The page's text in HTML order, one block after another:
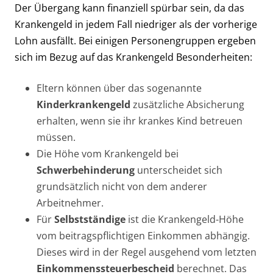
Der Übergang kann finanziell spürbar sein, da das
Krankengeld in jedem Fall niedriger als der vorherige
Lohn ausfällt. Bei einigen Personengruppen ergeben
sich im Bezug auf das Krankengeld Besonderheiten:
Eltern können über das sogenannte
Kinderkrankengeld zusätzliche Absicherung
erhalten, wenn sie ihr krankes Kind betreuen
müssen.
Die Höhe vom Krankengeld bei
Schwerbehinderung unterscheidet sich
grundsätzlich nicht von dem anderer
Arbeitnehmer.
FürSelbstständige ist die Krankengeld-Höhe
vom beitragspflichtigen Einkommen abhängig.
Dieses wird in der Regel ausgehend vom letzten
Einkommenssteuerbescheid berechnet. Das